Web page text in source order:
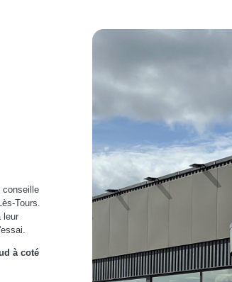
conseille
Tours.
leur
à coté